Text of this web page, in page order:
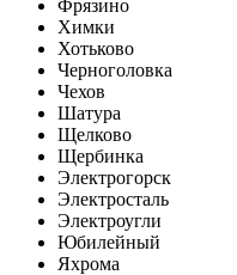
Фрязино
Химки
Хотьково
Черноголовка
Чехов
Шатура
Щелково
Щербинка
Электрогорск
Электросталь
Электроугли
Юбилейный
Яхрома